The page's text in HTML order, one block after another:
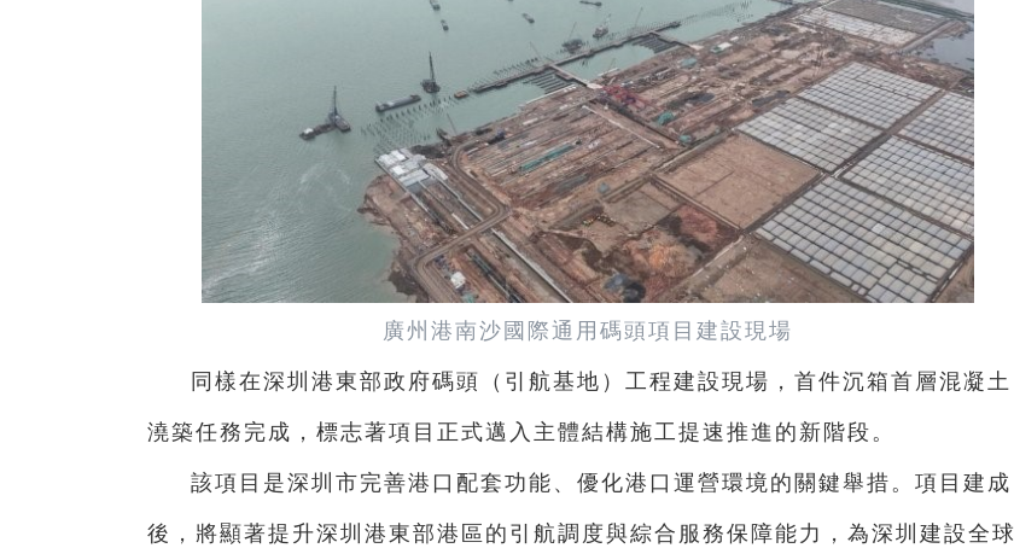
廣州港南沙國際通用碼頭項目建設現場
同樣在深圳港東部政府碼頭（引航基地）工程建設現場，首件沉箱首層混凝土
澆築任務完成，標志著項目正式邁入主體結構施工提速推進的新階段。
該項目是深圳市完善港口配套功能、優化港口運營環境的關鍵舉措。項目建成
後，將顯著提升深圳港東部港區的引航調度與綜合服務保障能力，為深圳建設全球